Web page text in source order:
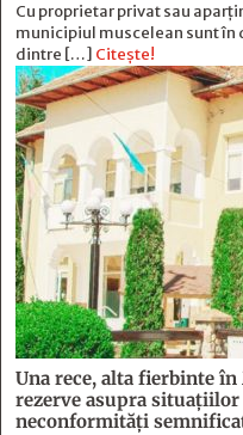
Cu proprietar privat sau
municipiul muscelean sunt
dintre […] Citește!
Una rece, alta fierbinte
rezerve asupra
neconformităţi